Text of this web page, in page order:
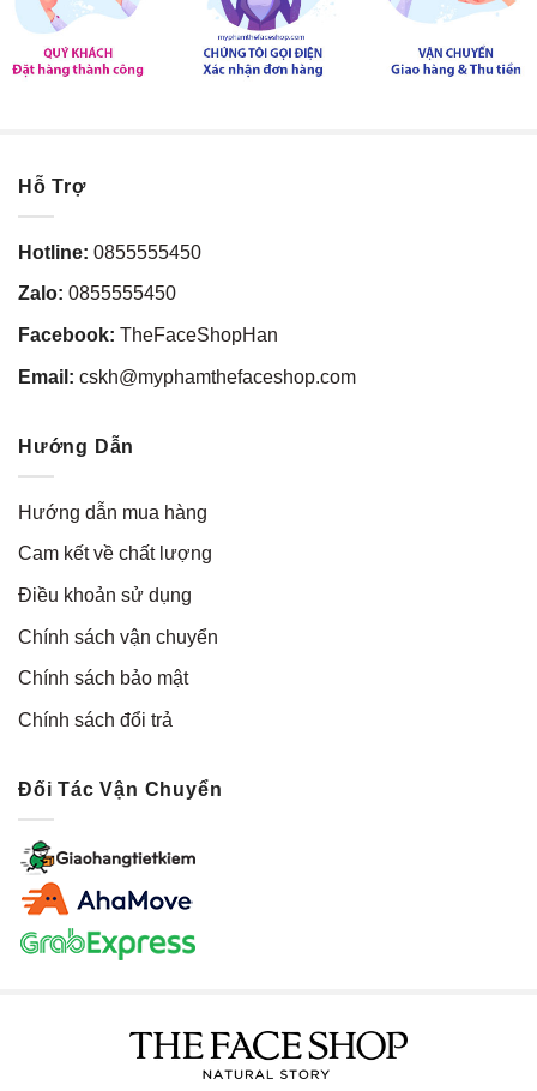
Hỗ Trợ
Hotline: 0855555450
Zalo: 0855555450
Facebook: TheFaceShopHan
Email: cskh@myphamthefaceshop.com
Hướng Dẫn
Hướng dẫn mua hàng
Cam kết về chất lượng
Điều khoản sử dụng
Chính sách vận chuyển
Chính sách bảo mật
Chính sách đổi trả
Đối Tác Vận Chuyển